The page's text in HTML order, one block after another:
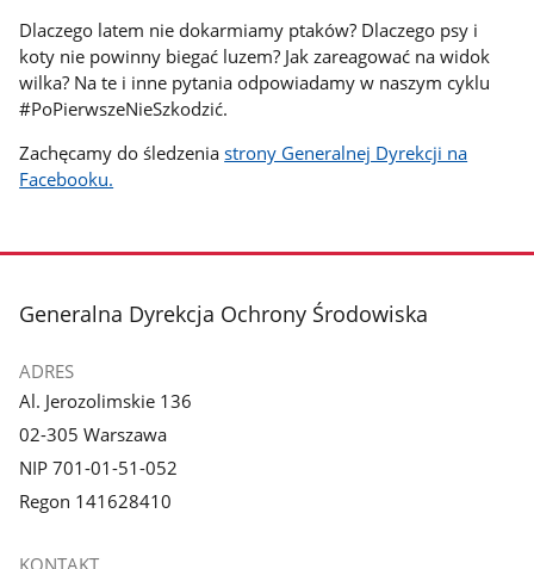
Dlaczego latem nie dokarmiamy ptaków? Dlaczego psy i
koty nie powinny biegać luzem? Jak zareagować na widok
wilka? Na te i inne pytania odpowiadamy w naszym cyklu
#PoPierwszeNieSzkodzić.
Zachęcamy do śledzeniastrony Generalnej Dyrekcji na
Facebooku.
stopka
Generalna Dyrekcja Ochrony Środowiska
ADRES
Al. Jerozolimskie 136
02-305 Warszawa
NIP 701-01-51-052
Regon 141628410